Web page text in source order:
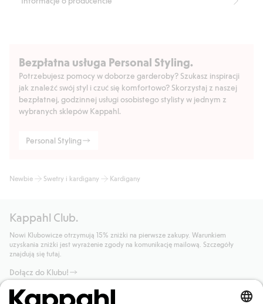
Bezpłatna usługa Personal Styling.
Potrzebujesz pomocy w doborze garderoby? Szukasz inspiracji
jak znaleźć swój styl i czuć się komfortowo? Skorzystaj z naszej
bezpłatnej, godzinnej usługi osobistego stylisty w jednym z
wybranych sklepów Kappahl.
Personal Styling
Newbie Swetry i kardigany Kardigany
Kappahl Club.
Nowi Klubowicze otrzymują 15% zniżki na pierwsze zakupy. Warunkiem
uzyskania zniżki jest wyrażenie zgody na komunikację mailową. Szczegóły
znajdują się tutaj.
Dołącz do Klubu!